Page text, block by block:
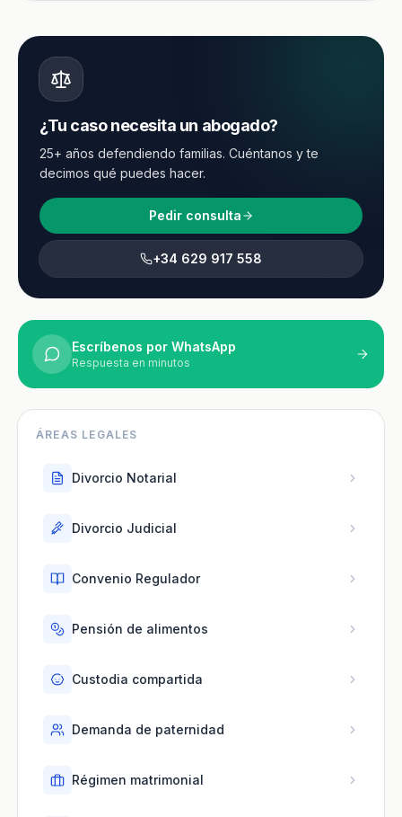
¿Tu caso necesita un abogado?
25+ años defendiendo familias. Cuéntanos y te
decimos qué puedes hacer.
Pedir consulta
+34 629 917 558
Escríbenos por WhatsApp
Respuesta en minutos
ÁREAS LEGALES
Divorcio Notarial
Divorcio Judicial
Convenio Regulador
Pensión de alimentos
Custodia compartida
Demanda de paternidad
Régimen matrimonial